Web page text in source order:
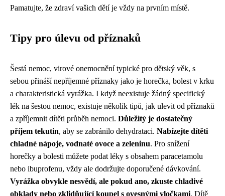
Pamatujte, že zdraví vašich dětí je vždy na prvním místě.
Tipy pro úlevu od příznaků
Šestá nemoc, virové onemocnění typické pro dětský věk, s
sebou přináší nepříjemné příznaky jako je horečka, bolest v krku
a charakteristická vyrážka. I když neexistuje žádný specifický
lék na šestou nemoc, existuje několik tipů, jak ulevit od příznaků
a zpříjemnit dítěti průběh nemoci. Důležitý je dostatečný
příjem tekutin, aby se zabránilo dehydrataci. Nabízejte dítěti
chladné nápoje, vodnaté ovoce a zeleninu. Pro snížení
horečky a bolesti můžete podat léky s obsahem paracetamolu
nebo ibuprofenu, vždy ale dodržujte doporučené dávkování.
Vyrážka obvykle nesvědí, ale pokud ano, zkuste chladivé
obklady nebo zklidňující koupel s ovesnými vločkami. Dítě